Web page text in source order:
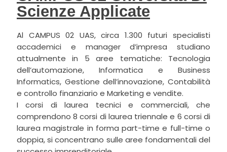
Scienze Applicate
Al CAMPUS 02 UAS, circa 1.300 futuri specialisti
accademici e manager d’impresa studiano
attualmente in 5 aree tematiche: Tecnologia
dell’automazione, Informatica e Business
Informatics, Gestione dell’innovazione, Contabilità
e controllo finanziario e Marketing e vendite.
I corsi di laurea tecnici e commerciali, che
comprendono 8 corsi di laurea triennale e 6 corsi di
laurea magistrale in forma part-time e full-time o
doppia, si concentrano sulle aree fondamentali del